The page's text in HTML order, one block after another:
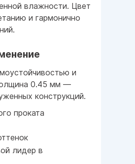
влажности. Цвет
и гармонично
и
0.45 мм —
конструкций.
проката
лидер в